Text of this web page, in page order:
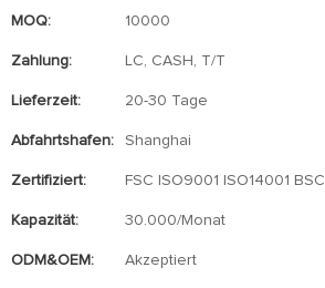
MOQ: 10000
Zahlung: LC, CASH, T/T
Lieferzeit: 20-30 Tage
Abfahrtshafen: Shanghai
Zertifiziert: FSC ISO9001 ISO14001 BSCI
Kapazität: 30.000/Monat
ODM&OEM: Akzeptiert